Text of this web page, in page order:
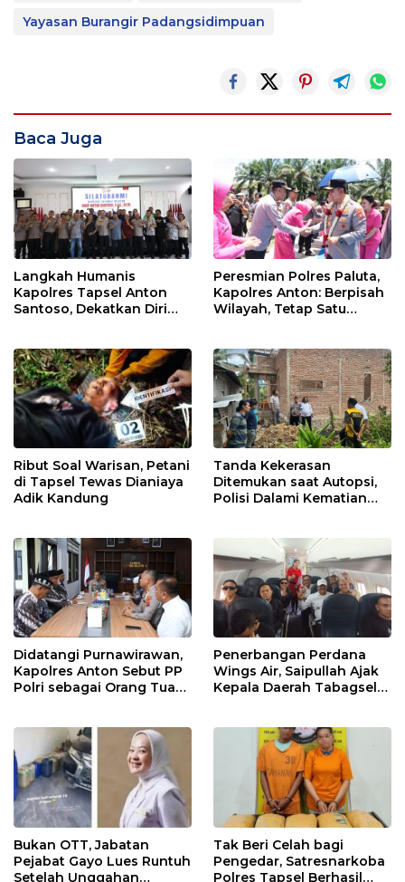
Yayasan Burangir Padangsidimpuan
Baca Juga
Langkah Humanis
Kapolres Tapsel Anton
Santoso, Dekatkan Diri
Peresmian Polres Paluta,
Kapolres Anton: Berpisah
Wilayah, Tetap Satu
Ribut Soal Warisan, Petani
di Tapsel Tewas Dianiaya
Adik Kandung
Tanda Kekerasan
Ditemukan saat Autopsi,
Polisi Dalami Kematian
Didatangi Purnawirawan,
Kapolres Anton Sebut PP
Polri sebagai Orang Tua
Penerbangan Perdana
Wings Air, Saipullah Ajak
Kepala Daerah Tabagsel
Bukan OTT, Jabatan
Pejabat Gayo Lues Runtuh
Setelah Unggahan
Tak Beri Celah bagi
Pengedar, Satresnarkoba
Polres Tapsel Berhasil